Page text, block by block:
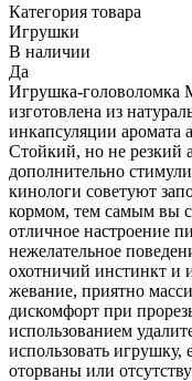
Категория товара
Игрушки
В наличии
Да
Игрушка-головоломка
изготовлена из
инкапсуляции аромата
Стойкий, но не резкий
дополнительно
кинологи советуют
кормом, тем самым вы
отличное настроение
нежелательное
охотничий инстинкт и
жевание, приятно
дискомфорт при
использованием
использовать
оторваны или